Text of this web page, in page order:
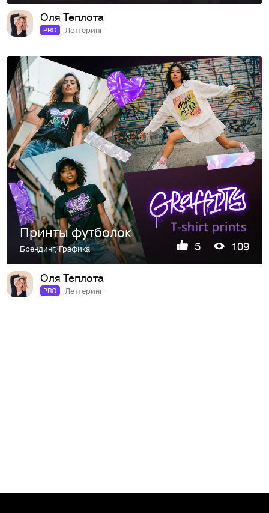
Оля Теплота
PRO Леттеринг
Принты футболок
Брендинг,Графика 5 109
Оля Теплота
PRO Леттеринг